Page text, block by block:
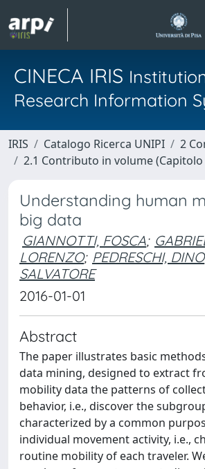
CINECA IRIS
Research Information
IRIS Catalogo Ricerca UNIPI
2
2.1 Contributo in volume (Capitolo
Understanding human
big data
GIANNOTTI, FOSCA;
LORENZO; PEDRESCHI, DINO
SALVATORE
2016-01-01
Abstract
The paper illustrates basic
data mining, designed to extract
mobility data the patterns of
behavior, i.e., discover the
characterized by a common
individual movement activity, i.e.,
routine mobility of each traveler.